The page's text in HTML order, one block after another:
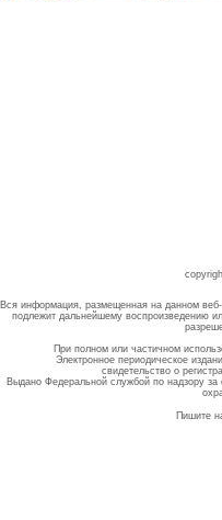
Вся информация, размещенная на данном веб-
подлежит дальнейшему воспроизведению
При полном или частичном
Электронное периодическое
свидетельство о
Выдано Федеральной службой по надзору
Пишите